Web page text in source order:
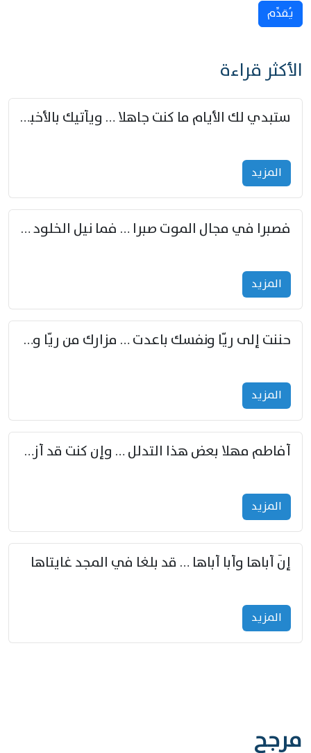
يُقدِّم
الأكثر قراءة
ستبدي لك الأيام ما كنت جاهلا … ويأتيك بالأخبار من لم تزوّد
المزید
فصبرا في مجال الموت صبرا … فما نيل الخلود بمستطاع
المزید
حننت إلى ريّا ونفسك باعدت … مزارك من ريّا وشعباكما معا
المزید
أفاطم مهلا بعض هذا التدلل … وإن كنت قد أزمعت صرمي فأجملي
المزید
إنّ أباها وأبا أباها … قد بلغا في المجد غايتاها
المزید
مرجح